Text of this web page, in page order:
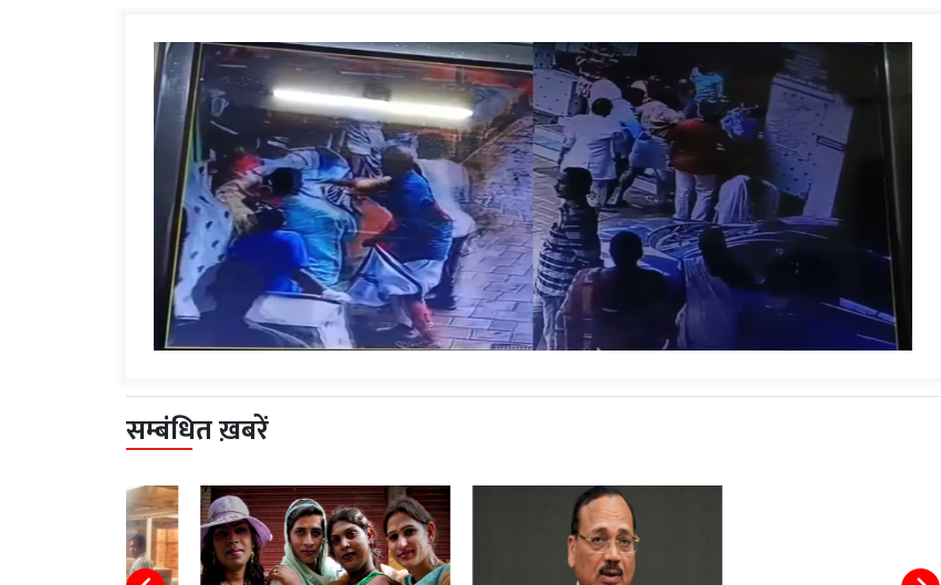
सम्बंधित ख़बरें